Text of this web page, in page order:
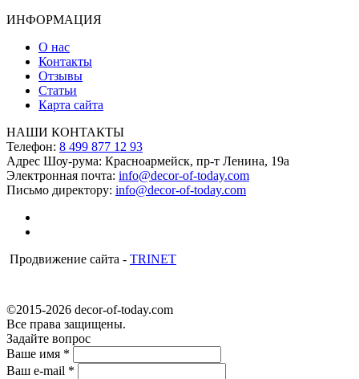
ИНФОРМАЦИЯ
О нас
Контакты
Отзывы
Статьи
Карта сайта
НАШИ КОНТАКТЫ
Телефон: 8 499 877 12 93
Адрес Шоу-рума: Красноармейск, пр-т Ленина, 19а
Электронная почта: info@decor-of-today.com
Письмо директору: info@decor-of-today.com
Продвижение сайта - TRINET
©2015-2026 decor-of-today.com
Все права защищены.
Задайте вопрос
Ваше имя *
Ваш e-mail *